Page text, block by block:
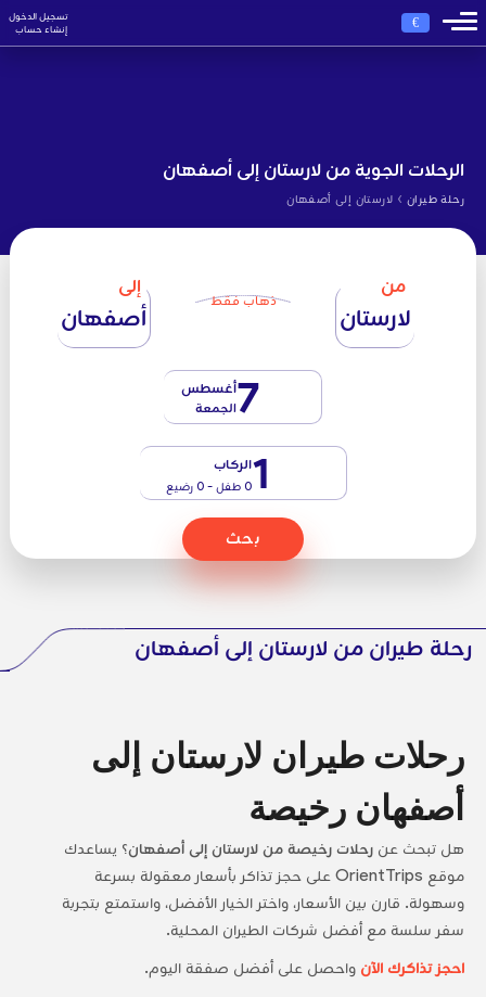
€
تسجيل الدخول
إنشاء حساب
الرحلات الجوية من لارستان إلى أصفهان
رحلة طيران › لارستان إلى أصفهان
من
لارستان ذهاب فقط
إلى
أصفهان
7أغسطس
الجمعة
1الركاب
0 طفل - 0 رضيع
بحث
رحلة طيران من لارستان إلى أصفهان
رحلات طيران لارستان إلى
أصفهان رخيصة
هل تبحث عن رحلات رخيصة من لارستان إلى أصفهان؟ يساعدك
موقع OrientTrips على حجز تذاكر بأسعار معقولة بسرعة
وسهولة. قارن بين الأسعار، واختر الخيار الأفضل، واستمتع بتجربة
سفر سلسة مع أفضل شركات الطيران المحلية.
احجز تذاكرك الآن واحصل على أفضل صفقة اليوم.